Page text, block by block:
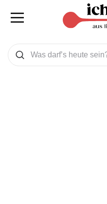
Was wollen Sie suchen
Suchen